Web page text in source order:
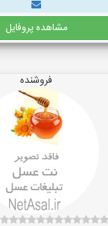
مشاهده پروفایل
فروشنده